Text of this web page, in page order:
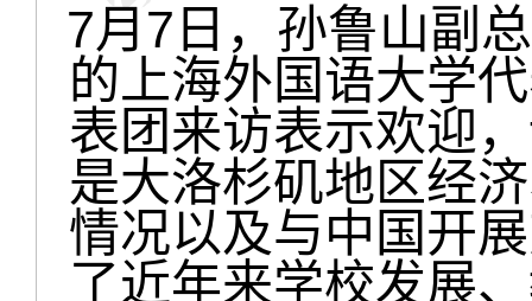
7月7日，孙鲁山副
的上海外国语大学
表团来访表示欢迎
是大洛杉矶地区经
情况以及与中国开
了近年来学校发展